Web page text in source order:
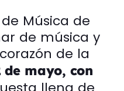
Música de
de música y
de la
de mayo, con